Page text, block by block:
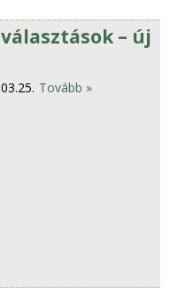
– új
Tovább »